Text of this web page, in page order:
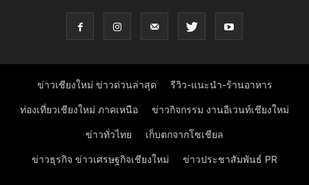
ข่าวเชียงใหม่ ข่าวด่วนล่าสุด รีวิว-แนะนำ-ร้านอาหาร
ท่องเที่ยวเชียงใหม่ ภาคเหนือ ข่าวกิจกรรม งานอีเวนท์เชียงใหม่
ข่าวทั่วไทย เก็บตกจากโซเชียล
ข่าวธุรกิจ ข่าวเศรษฐกิจเชียงใหม่ ข่าวประชาสัมพันธ์ PR